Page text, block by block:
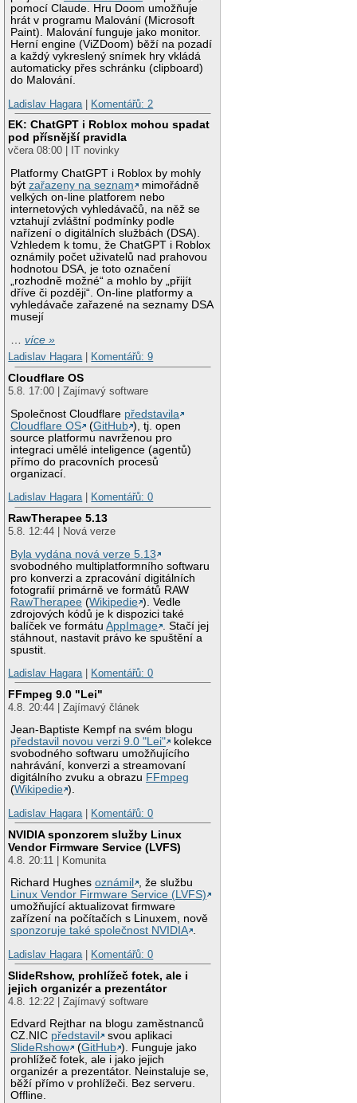
pomocí Claude. Hru Doom umožňuje
hrát v programu Malování (Microsoft
Paint). Malování funguje jako monitor.
Herní engine (ViZDoom) běží na pozadí
a každý vykreslený snímek hry vkládá
automaticky přes schránku (clipboard)
do Malování.
Ladislav Hagara
Komentářů: 2
EK: ChatGPT i Roblox mohou spadat
pod přísnější pravidla
včera 08:00 | IT novinky
Platformy ChatGPT i Roblox by mohly
býtzařazeny na seznam
mimořádně
velkých on-line platforem nebo
internetových vyhledávačů, na něž se
vztahují zvláštní podmínky podle
nařízení o digitálních službách (DSA).
Vzhledem k tomu, že ChatGPT i Roblox
oznámily počet uživatelů nad prahovou
hodnotou DSA, je toto označení
„rozhodně možné“ a mohlo by „přijít
dříve či později“. On-line platformy a
vyhledávače zařazené na seznamy DSA
musejí
…více »
Ladislav Hagara| Komentářů: 9
Cloudflare OS
5.8. 17:00 | Zajímavý software
Společnost Cloudflare představila
Cloudflare OS
(GitHub ), tj. open
source platformu navrženou pro
integraci umělé inteligence (agentů)
přímo do pracovních procesů
organizací.
Ladislav Hagara| Komentářů: 0
RawTherapee 5.13
5.8. 12:44 | Nová verze
Byla vydána nová verze 5.13
svobodného multiplatformního softwaru
pro konverzi a zpracování digitálních
fotografií primárně ve formátů RAW
RawTherapee (Wikipedie ). Vedle
zdrojových kódů je k dispozici také
balíček ve formátuAppImage
. Stačí jej
stáhnout, nastavit právo ke spuštění a
spustit.
Ladislav Hagara| Komentářů: 0
FFmpeg 9.0 "Lei"
4.8. 20:44 | Zajímavý článek
Jean-Baptiste Kempf na svém blogu
představil novou verzi 9.0 "Lei"
kolekce
svobodného softwaru umožňujícího
nahrávání, konverzi a streamovaní
digitálního zvuku a obrazu FFmpeg
(Wikipedie ).
Ladislav Hagara| Komentářů: 0
NVIDIA sponzorem služby Linux
Vendor Firmware Service (LVFS)
4.8. 20:11 | Komunita
Richard Hughesoznámil
, že službu
Linux Vendor Firmware Service (LVFS)
umožňující aktualizovat firmware
zařízení na počítačích s Linuxem, nově
sponzoruje také společnost NVIDIA .
Ladislav Hagara| Komentářů: 0
SlideRshow, prohlížeč fotek, ale i
jejich organizér a prezentátor
4.8. 12:22 | Zajímavý software
Edvard Rejthar na blogu zaměstnanců
CZ.NIC představil
svou aplikaci
SlideRshow
(GitHub ). Funguje jako
prohlížeč fotek, ale i jako jejich
organizér a prezentátor. Neinstaluje se,
běží přímo v prohlížeči. Bez serveru.
Offline.